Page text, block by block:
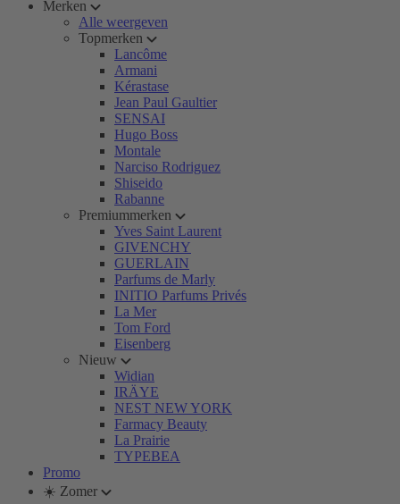
Merken
Alle weergeven
Topmerken
Lancôme
Armani
Kérastase
Jean Paul Gaultier
SENSAI
Hugo Boss
Montale
Narciso Rodriguez
Shiseido
Rabanne
Premiummerken
Yves Saint Laurent
GIVENCHY
GUERLAIN
Parfums de Marly
INITIO Parfums Privés
La Mer
Tom Ford
Eisenberg
Nieuw
Widian
IRÄYE
NEST NEW YORK
Farmacy Beauty
La Prairie
TYPEBEA
Promo
☀️ Zomer